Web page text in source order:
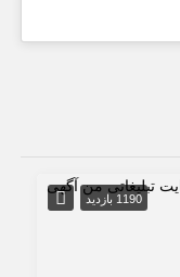
1190 بازدید